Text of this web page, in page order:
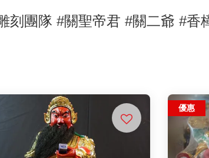
刻團隊 #關聖帝君 #關二爺 #香
優惠